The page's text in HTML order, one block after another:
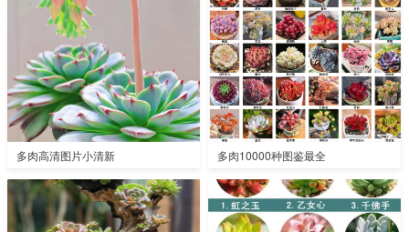
多肉高清图片小清新 多肉10000种图鉴最全